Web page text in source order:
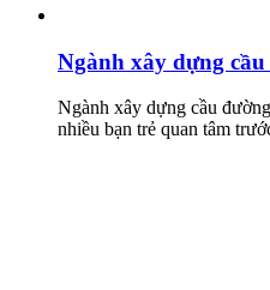
Ngành xây dựng
Ngành xây dựng cầu
nhiều bạn trẻ quan tâm